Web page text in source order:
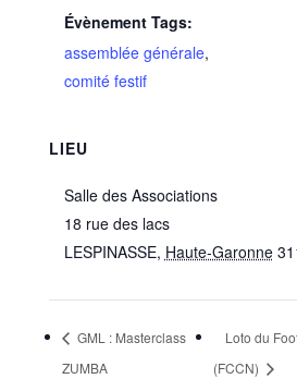
Évènement Tags:
assemblée générale,
comité festif
LIEU
Salle des Associations
18 rue des lacs
LESPINASSE, Haute-Garonne
GML : Masterclass
ZUMBA
Loto du
(FCCN)